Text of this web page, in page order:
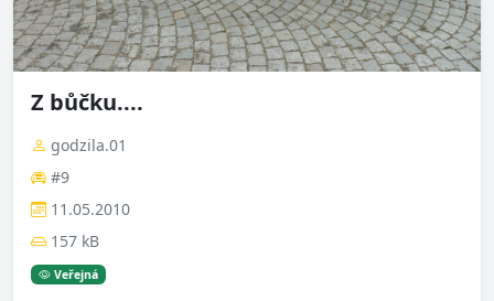
Z bůčku....
godzila.01
#9
11.05.2010
157 kB
Veřejná